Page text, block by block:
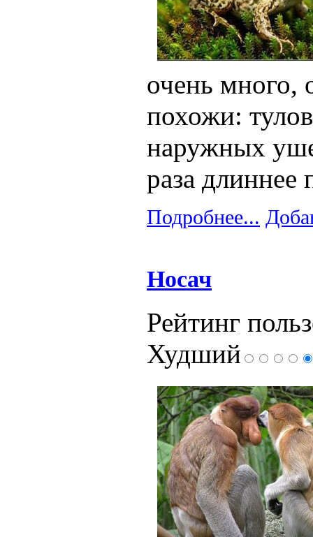
очень много,
похожи:
наружных
раза длиннее
Подробнее...
Носач
Рейтинг
Худший